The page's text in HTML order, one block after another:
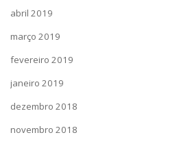
abril 2019
março 2019
fevereiro 2019
janeiro 2019
dezembro 2018
novembro 2018